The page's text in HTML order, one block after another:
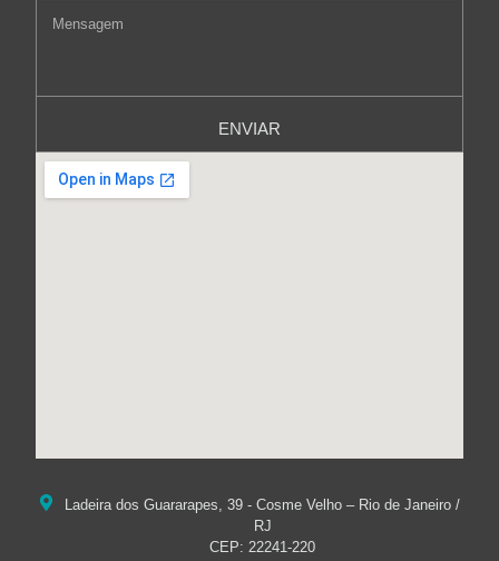
ENVIAR
Ladeira dos Guararapes, 39 - Cosme Velho – Rio de Janeiro /
RJ
CEP: 22241-220